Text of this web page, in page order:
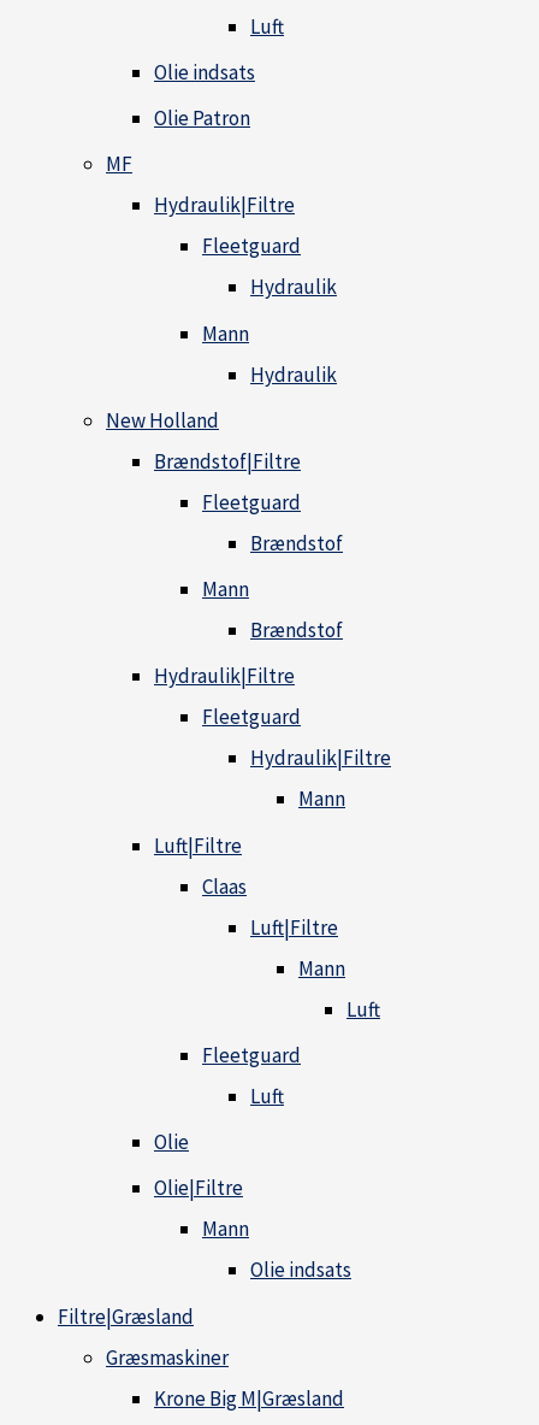
Luft
Olie indsats
Olie Patron
MF
Hydraulik|Filtre
Fleetguard
Hydraulik
Mann
Hydraulik
New Holland
Brændstof|Filtre
Fleetguard
Brændstof
Mann
Brændstof
Hydraulik|Filtre
Fleetguard
Hydraulik|Filtre
Mann
Luft|Filtre
Claas
Luft|Filtre
Mann
Luft
Fleetguard
Luft
Olie
Olie|Filtre
Mann
Olie indsats
Filtre|Græsland
Græsmaskiner
Krone Big M|Græsland